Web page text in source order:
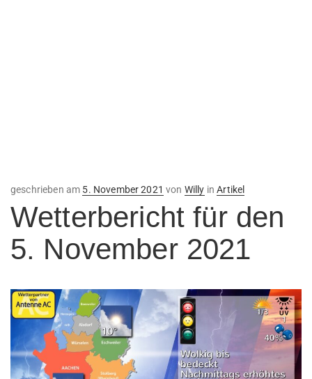
geschrieben am Veröffentlicht
5. November 2021 von Willy inArtikel
Wetterbericht für den
5. November 2021